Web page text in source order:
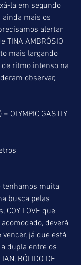
la em segundo
ainda mais os
alertar
TINA AMBRÓSIO
mais largando
ritmo intenso na
observar,
OLYMPIC GASTLY
tenhamos muita
busca pelas
COY LOVE que
deverá
já que está
dupla entre os
BÓLIDO DE